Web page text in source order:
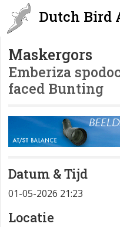
Dutch Bird
Maskergors
Emberiza
faced Bunting
Datum & Tijd
01-05-2026 21:23
Locatie